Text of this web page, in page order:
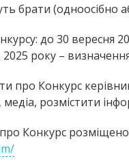
брати
до 30 вересня
2025 року –
про Конкурс
медіа, розмістити
Конкурс розміщено